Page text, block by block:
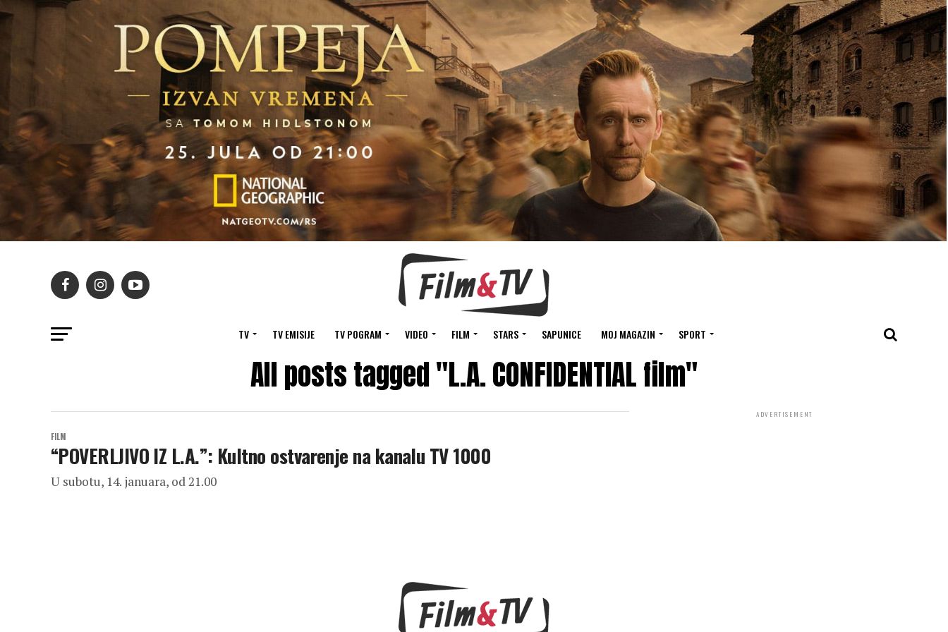
TV TV EMISIJE TV POGRAM VIDEO FILM STARS SAPUNICE MOJ MAGAZIN SPORT
All posts tagged "L.A. CONFIDENTIAL film"
FILM
“POVERLJIVO IZ L.A.”: Kultno ostvarenje na kanalu TV 1000
U subotu, 14. januara, od 21.00
ADVERTISEMENT